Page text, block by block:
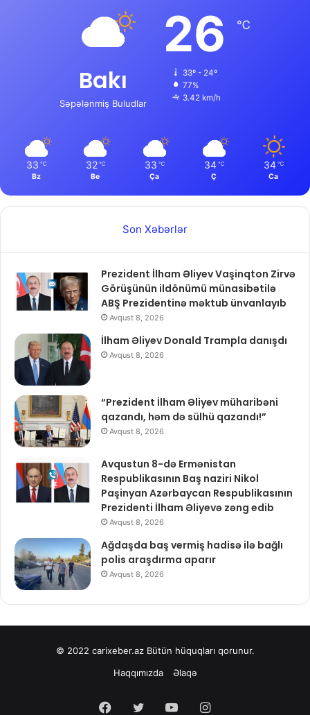
Bakı
Səpələnmiş Buludlar
26 ℃
33º - 24º
77%
3.42 km/h
33 ℃
Bz
32 ℃
Be
33 ℃
Ça
34 ℃
Ç
34 ℃
Ca
Son Xəbərlər
Prezident İlham Əliyev Vaşinqton Zirvə
Görüşünün ildönümü münasibətilə
ABŞ Prezidentinə məktub ünvanlayıb
Avqust 8, 2026
İlham Əliyev Donald Trampla danışdı
Avqust 8, 2026
“Prezident İlham Əliyev müharibəni
qazandı, həm də sülhü qazandı!”
Avqust 8, 2026
Avqustun 8-də Ermənistan
Respublikasının Baş naziri Nikol
Paşinyan Azərbaycan Respublikasının
Prezidenti İlham Əliyevə zəng edib
Avqust 8, 2026
Ağdaşda baş vermiş hadisə ilə bağlı
polis araşdırma aparır
Avqust 8, 2026
© 2022 carixeber.azBütün hüquqları qorunur.
Haqqımızda
Əlaqə
Facebook
Twitter YouTubeInstagram